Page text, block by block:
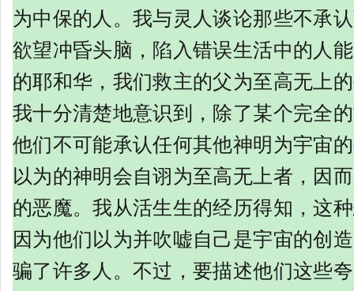
为中保的人。我与灵人谈论那些不承
欲望冲昏头脑，陷入错误生活中的人
的耶和华，我们救主的父为至高无上
我十分清楚地意识到，除了某个完全
他们不可能承认任何其他神明为宇宙
以为的神明会自诩为至高无上者，因
的恶魔。我从活生生的经历得知，这
因为他们以为并吹嘘自己是宇宙的创
骗了许多人。不过，要描述他们这些